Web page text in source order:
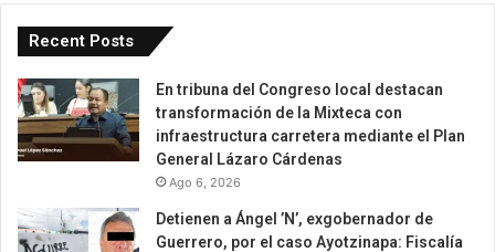
Recent Posts
En tribuna del Congreso local destacan
transformación de la Mixteca con
infraestructura carretera mediante el Plan
General Lázaro Cárdenas
Ago 6, 2026
Detienen a Ángel ’N’, exgobernador de
Guerrero, por el caso Ayotzinapa: Fiscalía